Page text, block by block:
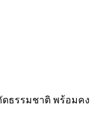
ธรรมชาติ พร้อมคง